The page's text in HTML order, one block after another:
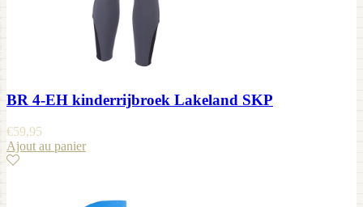
BR 4-EH kinderrijbroek Lakeland SKP
€59,95
Ajout au panier